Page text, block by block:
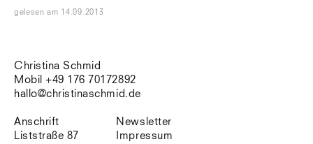
gelesen am 14.09.2013
Christina Schmid
Mobil +49 176 70172892
hallo@christinaschmid.de
Anschrift
Liststraße 87
Newsletter
Impressum